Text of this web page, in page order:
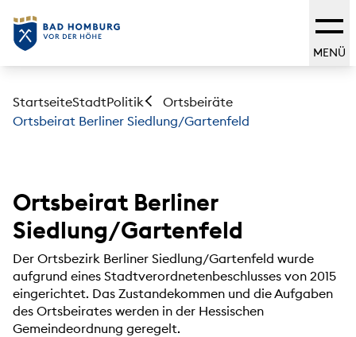
MENÜ
StartseiteStadtPolitik
Ortsbeiräte
Ortsbeirat Berliner Siedlung/Gartenfeld
Ortsbeirat Berliner
Siedlung/Gartenfeld
Der Ortsbezirk Berliner Siedlung/Gartenfeld wurde
aufgrund eines Stadtverordnetenbeschlusses von 2015
eingerichtet. Das Zustandekommen und die Aufgaben
des Ortsbeirates werden in der Hessischen
Gemeindeordnung geregelt.